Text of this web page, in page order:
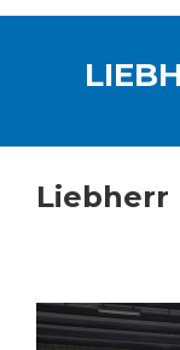
Liebherr